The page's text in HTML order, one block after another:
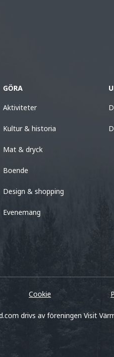
GÖRA
Aktiviteter
Kultur & historia
Mat & dryck
Boende
Design & shopping
Evenemang
Cookie
drivs av föreningen Visit